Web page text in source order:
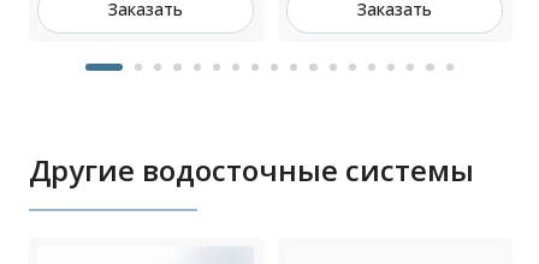
Заказать Заказать
Другие водосточные системы